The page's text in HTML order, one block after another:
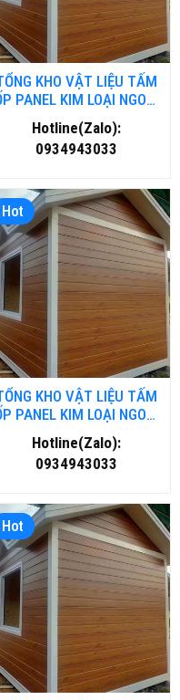
KHO VẬT LIỆU TẤM
PANEL KIM LOẠI NGOÀI
TRỜI TẠI NGHỆ AN
Hotline(Zalo):
0934943033
Hot
KHO VẬT LIỆU TẤM
PANEL KIM LOẠI NGOÀI
TRỜI TẠI ĐÀ NĂNG
Hotline(Zalo):
0934943033
Hot